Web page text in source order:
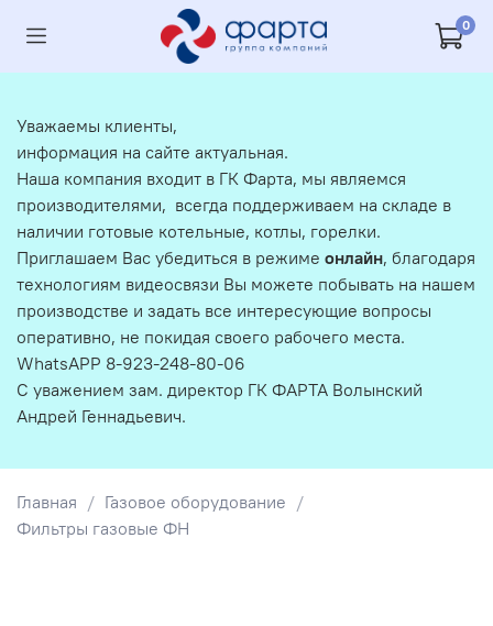
0
Главная
Газовое оборудование
Фильтры газовые ФН
Уважаемы клиенты,
информация на сайте актуальная.
Наша компания входит в ГК Фарта, мы являемся
производителями, всегда поддерживаем на складе в
наличии готовые котельные, котлы, горелки.
Приглашаем Вас убедиться в режиме онлайн, благодаря
технологиям видеосвязи Вы можете побывать на нашем
производстве и задать все интересующие вопросы
оперативно, не покидая своего рабочего места.
WhatsAPP 8-923-248-80-06
С уважением зам. директор ГК ФАРТА Волынский
Андрей Геннадьевич.